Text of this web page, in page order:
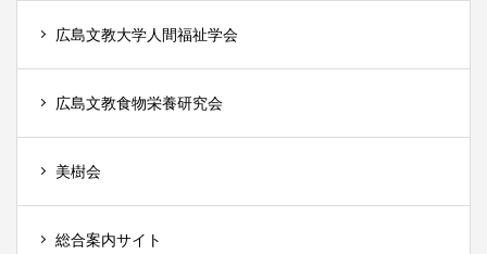
広島文教大学人間福祉学会
広島文教食物栄養研究会
美樹会
総合案内サイト